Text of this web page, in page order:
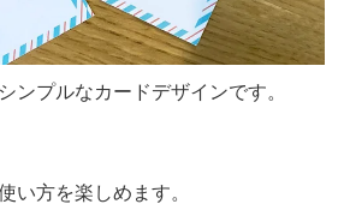
ンプルなカードデザインです。
い方を楽しめます。